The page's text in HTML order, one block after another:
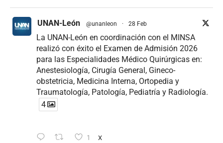
UNAN-León @unanleon · 28 Feb
La UNAN-León en coordinación con el MINSA
realizó con éxito el Examen de Admisión 2026
para las Especialidades Médico Quirúrgicas en:
Anestesiología, Cirugía General, Gineco-
obstetricia, Medicina Interna, Ortopedia y
Traumatología, Patología, Pediatría y Radiología.
4
1 X